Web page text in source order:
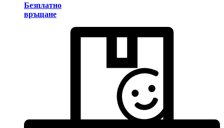
Безплатно
връщане